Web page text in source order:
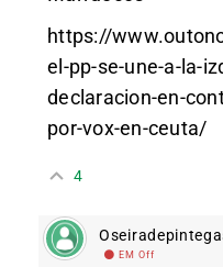
https://
el-pp-se-une-a-la-
declaracion-en-
por-vox-en-ceuta/
4
EM Off